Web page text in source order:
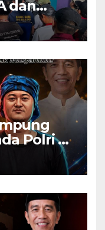
dan
Judol
Polri di
80, Nilai